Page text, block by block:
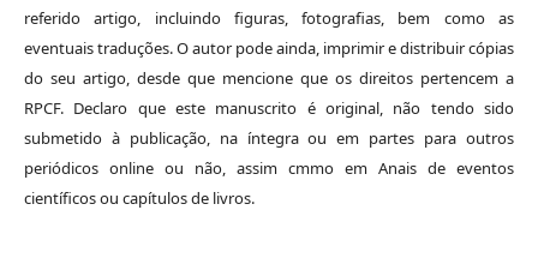
referido artigo, incluindo figuras, fotografias, bem como as
eventuais traduções. O autor pode ainda, imprimir e distribuir cópias
do seu artigo, desde que mencione que os direitos pertencem a
RPCF. Declaro que este manuscrito é original, não tendo sido
submetido à publicação, na íntegra ou em partes para outros
periódicos online ou não, assim cmmo em Anais de eventos
científicos ou capítulos de livros.